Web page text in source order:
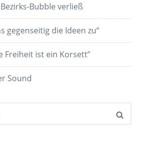
Bubble verließ
gegenseitig die Ideen zu“
Freiheit ist ein Korsett”
Sound